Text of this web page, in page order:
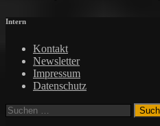
Intern
Kontakt
Newsletter
Impressum
Datenschutz
Suchen